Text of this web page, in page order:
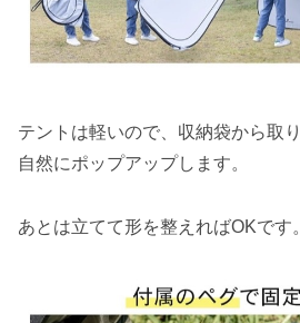
テントは軽いので、収納袋から取
自然にポップアップします。
あとは立てて形を整えればOKです。